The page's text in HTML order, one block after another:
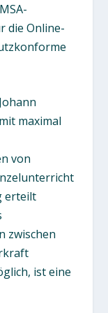
die Online-
maximal
von
erteilt
zwischen
ist eine